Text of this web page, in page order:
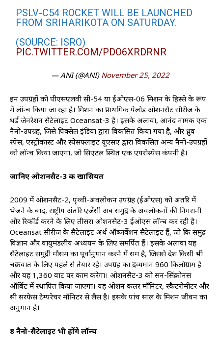
PSLV-C54 ROCKET WILL BE LAUNCHED
FROM SRIHARIKOTA ON SATURDAY.
(SOURCE: ISRO)
PIC.TWITTER.COM/PDO6XRDRNR
— ANI (@ANI) November 25, 2022
इन उपग्रहों को पीएसएलवी सी-54 या ईओएस-06 मिशन के हिस्से के रूप
में लॉन्च किया जा रहा है। मिशन का प्राथमिक पेलोड ओशनसैट सीरीज के
थर्ड जेनरेशन सैटेलाइट Oceansat-3 है। इसके अलावा, आनंद नामक एक
नैनो-उपग्रह, जिसे पिक्सेल इंडिया द्वारा विकसित किया गया है, और ध्रुव
स्पेस, एस्ट्रोकास्ट और स्पेसफ्लाइट यूएसए द्वारा विकसित अन्य नैनो-उपग्रहों
को लॉन्च किया जाएगा, जो सिएटल स्थित एक एयरोस्पेस कंपनी है।
जानिए ओशनसैट-3 की खासियत
2009 में ओशनसैट-2, पृथ्वी-अवलोकन उपग्रह (ईओएस) को अंतरिक्ष में
भेजने के बाद, राष्ट्रीय अंतरिक्ष एजेंसी अब समुद्र के अवलोकनों की निगरानी
और रिकॉर्ड करने के लिए तीसरा ओशनसैट-3 ईओएस लॉन्च कर रही है।
Oceansat सीरीज के सैटेलाइट अर्थ ऑब्जर्वेशन सैटेलाइट हैं, जो कि समुद्र
विज्ञान और वायुमंडलीय अध्ययन के लिए समर्पित हैं। इसके अलावा यह
सैटेलाइट समुद्री मौसम का पूर्वानुमान करने में सक्षम है, जिससे देश किसी भी
चक्रवात के लिए पहले से तैयार रहे। उपग्रह का द्रव्यमान 960 किलोग्राम है
और यह 1,360 वाट पर काम करेगा। ओशनसैट-3 को सन-सिंक्रोनस
ऑर्बिट में स्थापित किया जाएगा। यह ओशन कलर मॉनिटर, स्कैटरोमीटर और
सी सरफेस टेम्परेचर मॉनिटर से लैस है। इसके पांच साल के मिशन जीवन का
अनुमान है।
8 नैनो-सैटेलाइट भी होंगे लॉन्च